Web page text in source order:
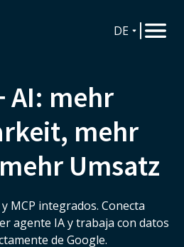
DE
AI: mehr
mehr
Umsatz
y MCP integrados. Conecta
agente IA y trabaja con datos
de Google.